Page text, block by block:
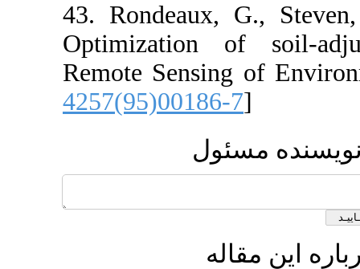
43.
Optimization
Remote